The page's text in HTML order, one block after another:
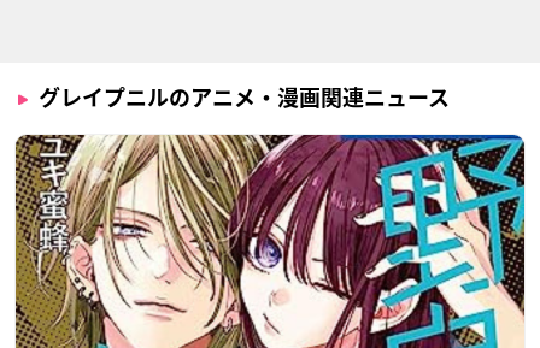
グレイプニルのアニメ・漫画関連ニュース